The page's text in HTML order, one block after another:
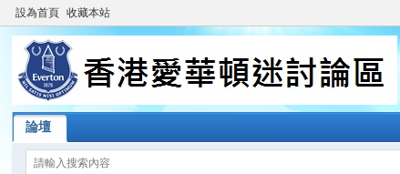
設為首頁 收藏本站
論壇